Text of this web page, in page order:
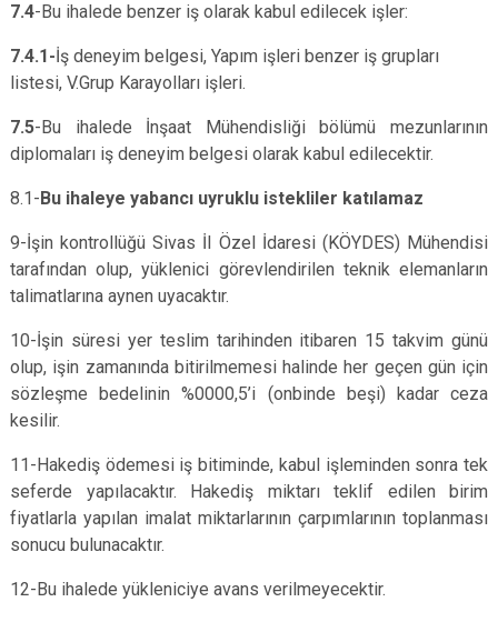
7.4-Bu ihalede benzer iş olarak kabul edilecek işler:
7.4.1-İş deneyim belgesi, Yapım işleri benzer iş grupları
listesi, V.Grup Karayolları işleri.
7.5-Bu ihalede İnşaat Mühendisliği bölümü mezunlarının
diplomaları iş deneyim belgesi olarak kabul edilecektir.
8.1-Bu ihaleye yabancı uyruklu istekliler katılamaz
9-İşin kontrollüğü Sivas İl Özel İdaresi (KÖYDES) Mühendisi
tarafından olup, yüklenici görevlendirilen teknik elemanların
talimatlarına aynen uyacaktır.
10-İşin süresi yer teslim tarihinden itibaren 15 takvim günü
olup, işin zamanında bitirilmemesi halinde her geçen gün için
sözleşme bedelinin %0000,5’i (onbinde beşi) kadar ceza
kesilir.
11-Hakediş ödemesi iş bitiminde, kabul işleminden sonra tek
seferde yapılacaktır. Hakediş miktarı teklif edilen birim
fiyatlarla yapılan imalat miktarlarının çarpımlarının toplanması
sonucu bulunacaktır.
12-Bu ihalede yükleniciye avans verilmeyecektir.